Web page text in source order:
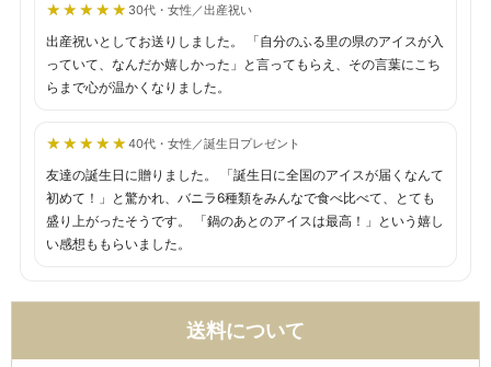
★★★★★
★★★★★ 30代・女性／出産祝い
出産祝いとしてお送りしました。 「自分のふる里の県のアイスが入
っていて、なんだか嬉しかった」と言ってもらえ、その言葉にこち
らまで心が温かくなりました。
★★★★★
★★★★★ 40代・女性／誕生日プレゼント
友達の誕生日に贈りました。 「誕生日に全国のアイスが届くなんて
初めて！」と驚かれ、バニラ6種類をみんなで食べ比べて、とても
盛り上がったそうです。 「鍋のあとのアイスは最高！」という嬉し
い感想ももらいました。
送料について